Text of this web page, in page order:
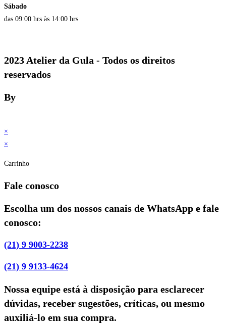
Sábado
das 09:00 hrs às 14:00 hrs
2023 Atelier da Gula - Todos os direitos
reservados
By
×
×
Carrinho
Fale conosco
Escolha um dos nossos canais de WhatsApp e fale
conosco:
(21) 9 9003-2238
(21) 9 9133-4624
Nossa equipe está à disposição para esclarecer
dúvidas, receber sugestões, críticas, ou mesmo
auxiliá-lo em sua compra.